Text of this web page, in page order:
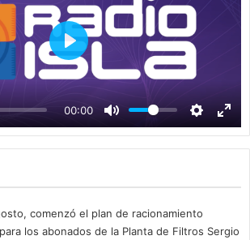
00:00
P
a
y
comenzó el plan de racionamiento
los abonados de la Planta de Filtros Sergio